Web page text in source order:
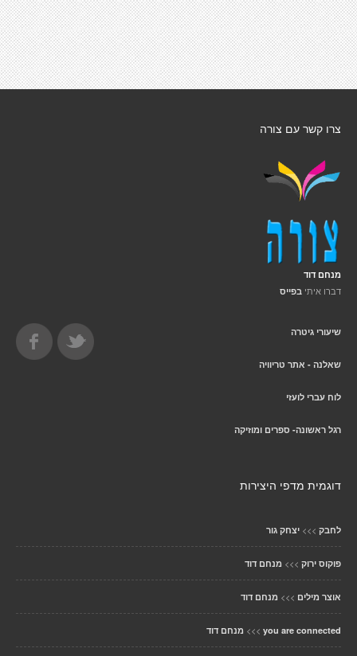
צרו קשר עם צורה
מנחם דוד
דברו איתי בפייס
שיעורי גיטרה
שאלנה - אתר טריוויה
לוח עברי לועזי
רגל ראשונה- ספרים ומוזיקה
דוגמית מדפי היצירות
לחבק >>> יצחק גור
פוקוס ירוק >>> מנחם דוד
אוצר מילים >>> מנחם דוד
you are connected
>>> מנחם דוד